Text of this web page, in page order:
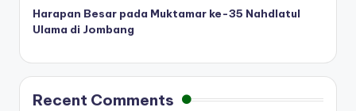
Harapan Besar pada Muktamar ke-35 Nahdlatul
Ulama di Jombang
Recent Comments